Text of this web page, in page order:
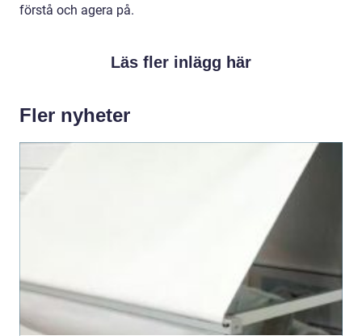
förstå och agera på.
Läs fler inlägg här
Fler nyheter